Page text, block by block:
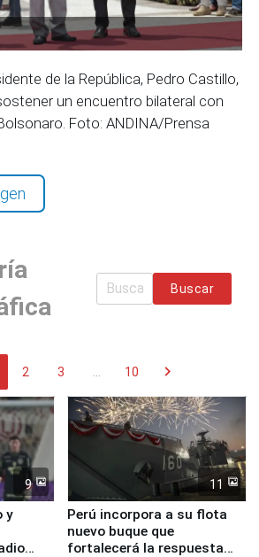
de la República, Pedro Castillo,
un encuentro bilateral con
Foto: ANDINA/Prensa
Buscar
2 3 10 chevron_right
9
y
11
Perú incorpora a su flota
nuevo buque que
fortalecerá la respuesta